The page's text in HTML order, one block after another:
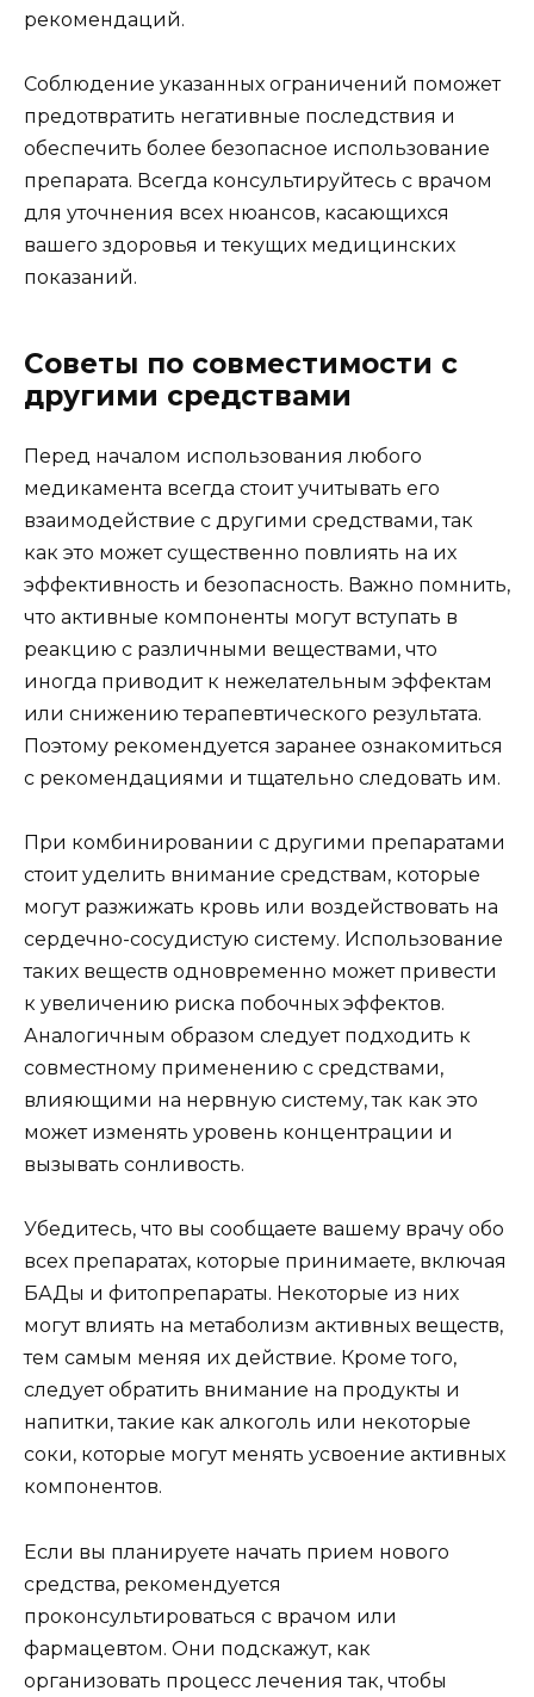
рекомендаций.
Соблюдение указанных ограничений поможет
предотвратить негативные последствия и
обеспечить более безопасное использование
препарата. Всегда консультируйтесь с врачом
для уточнения всех нюансов, касающихся
вашего здоровья и текущих медицинских
показаний.
Советы по совместимости с
другими средствами
Перед началом использования любого
медикамента всегда стоит учитывать его
взаимодействие с другими средствами, так
как это может существенно повлиять на их
эффективность и безопасность. Важно помнить,
что активные компоненты могут вступать в
реакцию с различными веществами, что
иногда приводит к нежелательным эффектам
или снижению терапевтического результата.
Поэтому рекомендуется заранее ознакомиться
с рекомендациями и тщательно следовать им.
При комбинировании с другими препаратами
стоит уделить внимание средствам, которые
могут разжижать кровь или воздействовать на
сердечно-сосудистую систему. Использование
таких веществ одновременно может привести
к увеличению риска побочных эффектов.
Аналогичным образом следует подходить к
совместному применению с средствами,
влияющими на нервную систему, так как это
может изменять уровень концентрации и
вызывать сонливость.
Убедитесь, что вы сообщаете вашему врачу обо
всех препаратах, которые принимаете, включая
БАДы и фитопрепараты. Некоторые из них
могут влиять на метаболизм активных веществ,
тем самым меняя их действие. Кроме того,
следует обратить внимание на продукты и
напитки, такие как алкоголь или некоторые
соки, которые могут менять усвоение активных
компонентов.
Если вы планируете начать прием нового
средства, рекомендуется
проконсультироваться с врачом или
фармацевтом. Они подскажут, как
организовать процесс лечения так, чтобы